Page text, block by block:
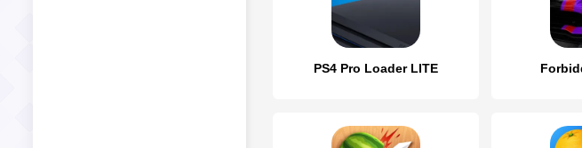
PS4 Pro Loader LITE